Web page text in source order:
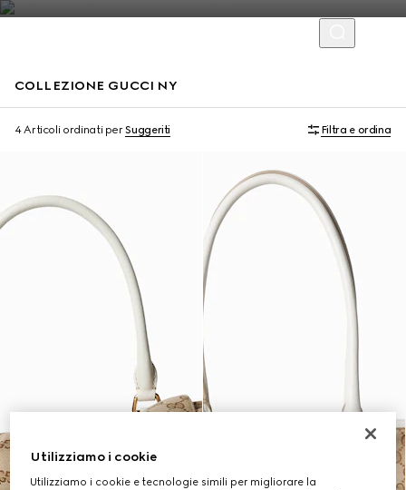
COLLEZIONE GUCCI NY
4 Articoli ordinati perSuggeriti Filtra e ordina
Edizione limitata
Utilizziamo i cookie
Utilizziamo i cookie e tecnologie simili per migliorare la